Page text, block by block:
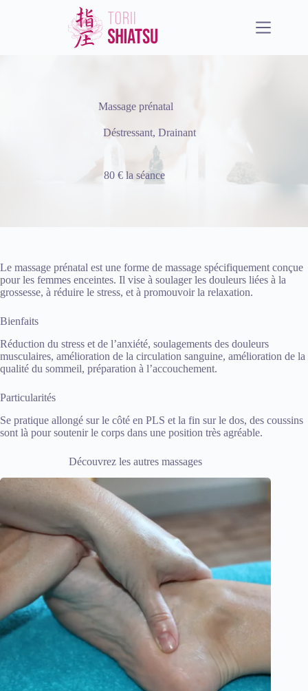
Massage prénatal
Déstressant, Drainant
80 € la séance
Le massage prénatal est une forme de massage spécifiquement conçue
pour les femmes enceintes. Il vise à soulager les douleurs liées à la
grossesse, à réduire le stress, et à promouvoir la relaxation.
Bienfaits
Réduction du stress et de l’anxiété, soulagements des douleurs
musculaires, amélioration de la circulation sanguine, amélioration de la
qualité du sommeil, préparation à l’accouchement.
Particularités
Se pratique allongé sur le côté en PLS et la fin sur le dos, des coussins
sont là pour soutenir le corps dans une position très agréable.
Découvrez les autres massages